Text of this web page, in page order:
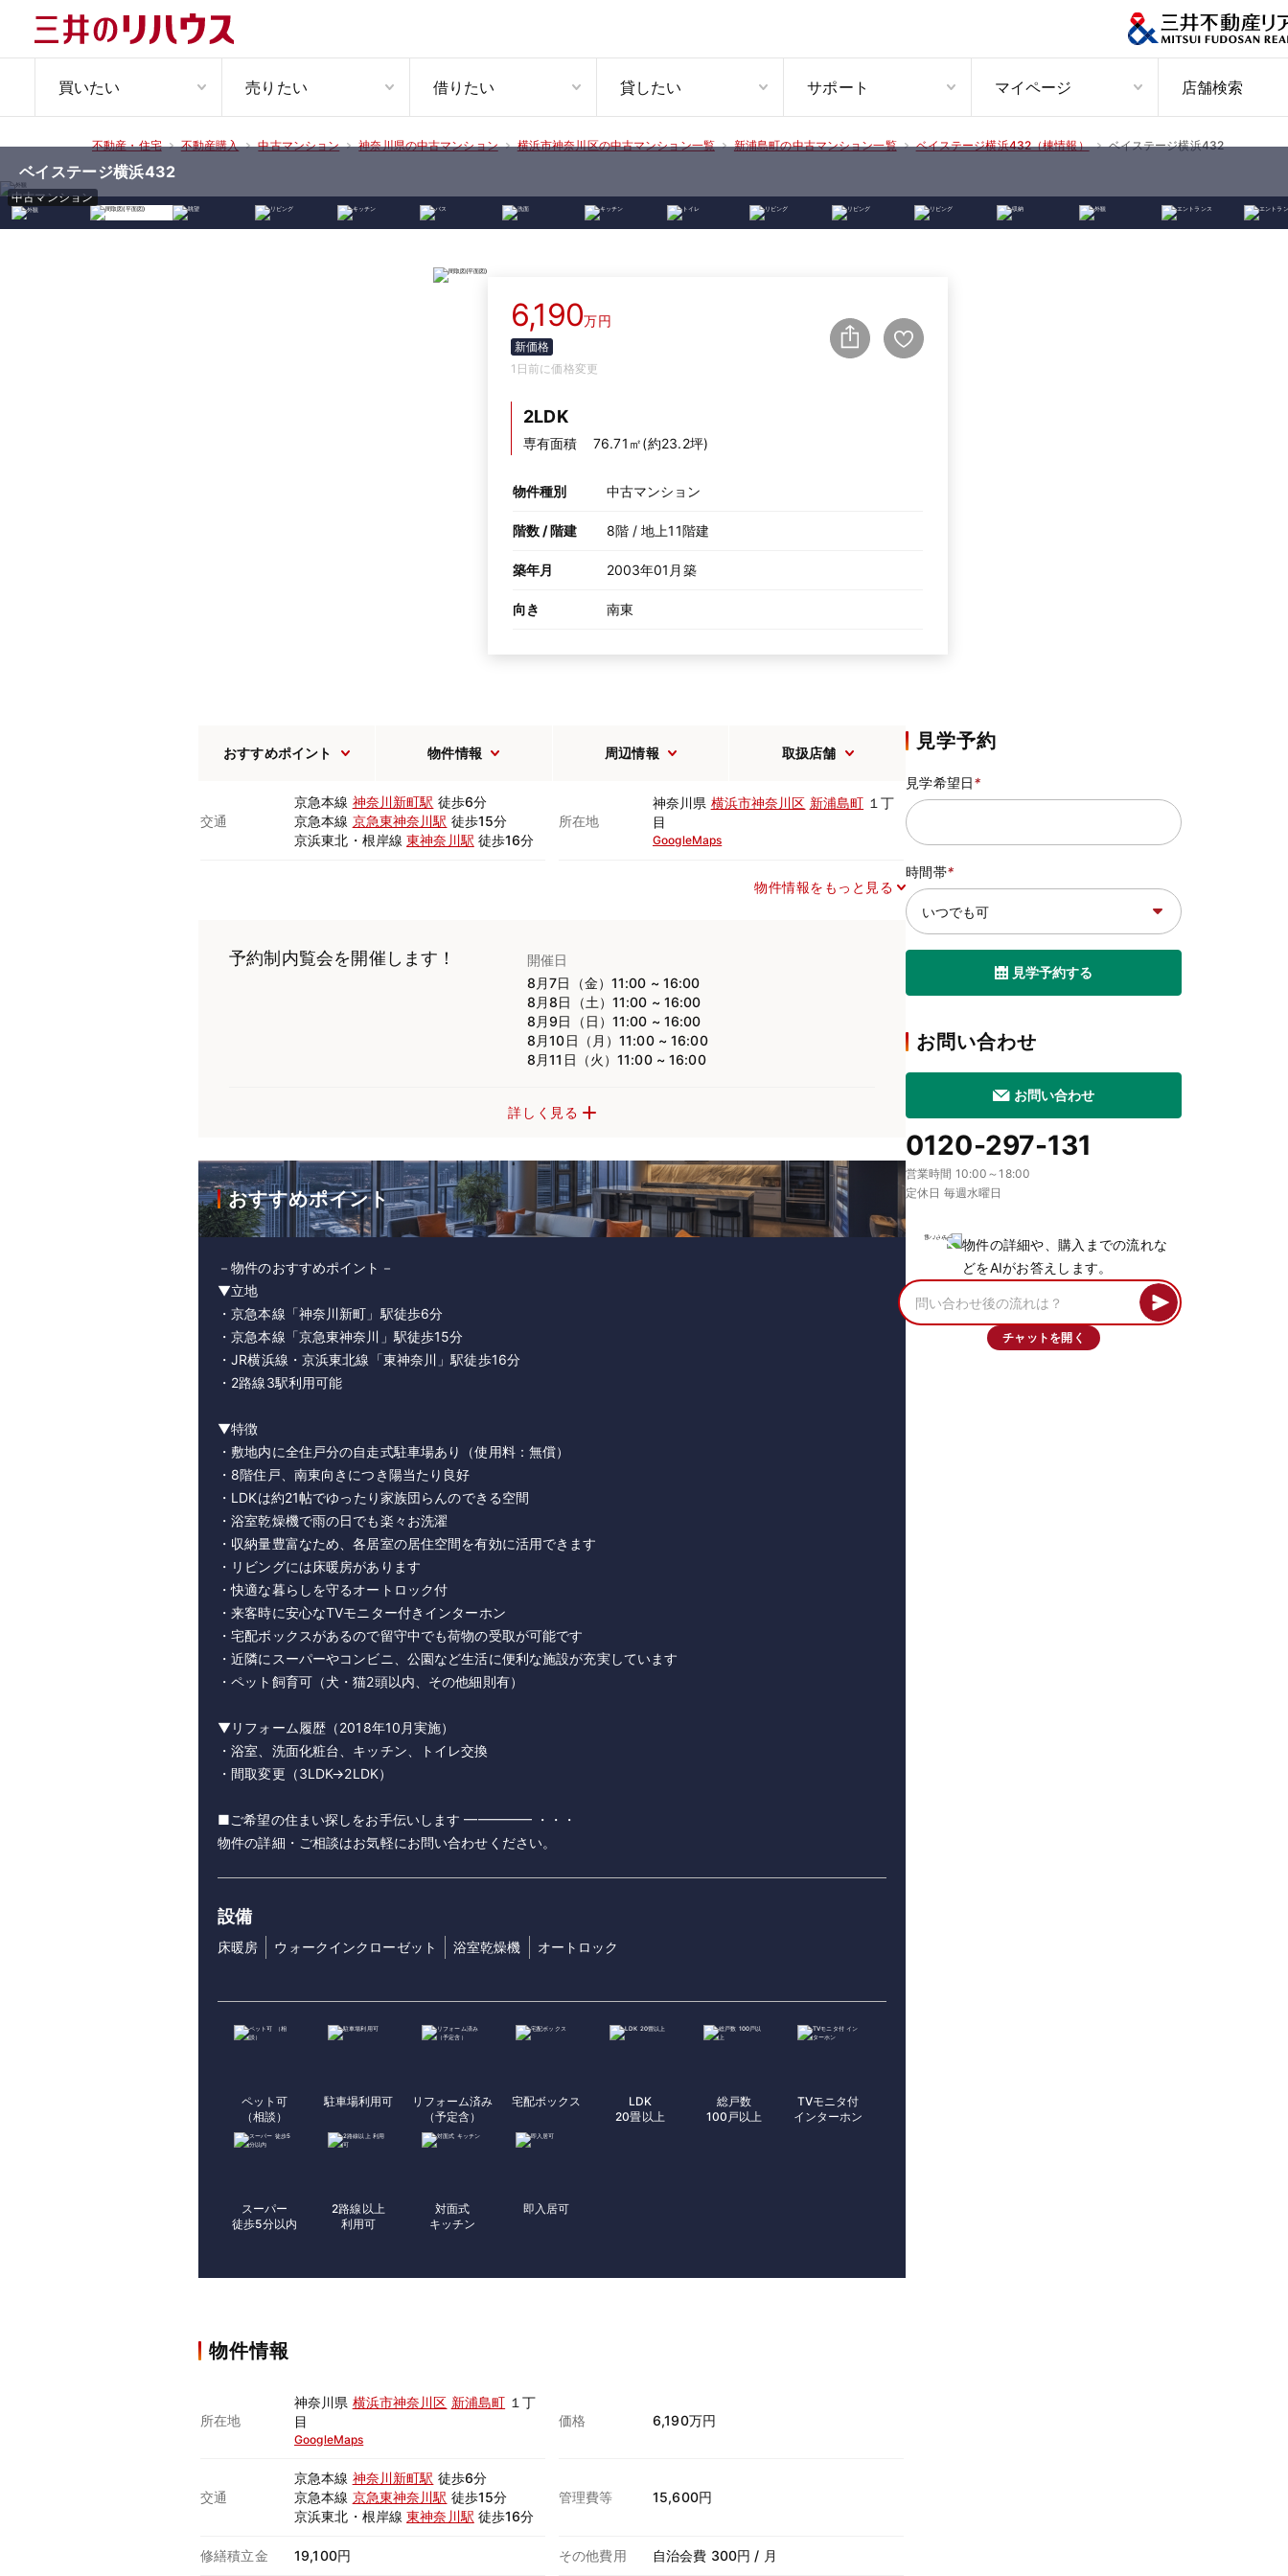
買いたい 売りたい 借りたい 貸したい サポート マイページ 店舗検索
不動産・住宅 不動産購入 中古マンション 神奈川県の中古マンション 横浜市神奈川区の中古マンション一覧 新浦島町の中古マンション一覧 ベイステージ横浜432（棟情報） ベイステージ横浜432
中古マンション
ベイステージ横浜432
6,190万円
新価格
1日前に価格変更
2LDK
専有面積 76.71㎡(約23.2坪)
物件種別 中古マンション
階数 / 階建 8階 / 地上11階建
築年月 2003年01月築
向き 南東
おすすめポイント 物件情報 周辺情報 取扱店舗
交通
京急本線 神奈川新町駅 徒歩6分
京急本線 京急東神奈川駅 徒歩15分
京浜東北・根岸線東神奈川駅 徒歩16分
所在地
神奈川県 横浜市神奈川区 新浦島町 １丁
目
GoogleMaps
物件情報をもっと見る
予約制内覧会を開催します！
開催日
8月7日（金）11:00 ~ 16:00
8月8日（土）11:00 ~ 16:00
8月9日（日）11:00 ~ 16:00
8月10日（月）11:00 ~ 16:00
8月11日（火）11:00 ~ 16:00
詳しく見る
おすすめポイント
－物件のおすすめポイント－
▼立地
・京急本線「神奈川新町」駅徒歩6分
・京急本線「京急東神奈川」駅徒歩15分
・JR横浜線・京浜東北線「東神奈川」駅徒歩16分
・2路線3駅利用可能
▼特徴
・敷地内に全住戸分の自走式駐車場あり（使用料：無償）
・8階住戸、南東向きにつき陽当たり良好
・LDKは約21帖でゆったり家族団らんのできる空間
・浴室乾燥機で雨の日でも楽々お洗濯
・収納量豊富なため、各居室の居住空間を有効に活用できます
・リビングには床暖房があります
・快適な暮らしを守るオートロック付
・来客時に安心なTVモニター付きインターホン
・宅配ボックスがあるので留守中でも荷物の受取が可能です
・近隣にスーパーやコンビニ、公園など生活に便利な施設が充実しています
・ペット飼育可（犬・猫2頭以内、その他細則有）
▼リフォーム履歴（2018年10月実施）
・浴室、洗面化粧台、キッチン、トイレ交換
・間取変更（3LDK→2LDK）
■ご希望の住まい探しをお手伝いします ━━━━━ ・・・
物件の詳細・ご相談はお気軽にお問い合わせください。
設備
床暖房 ウォークインクローゼット 浴室乾燥機 オートロック
ペット可
（相談）
駐車場利用可
リフォーム済み
（予定含）
宅配ボックス
LDK
20畳以上
総戸数
100戸以上
TVモニタ付
インターホン
スーパー
徒歩5分以内
2路線以上
利用可
対面式
キッチン
即入居可
物件情報
所在地
神奈川県 横浜市神奈川区 新浦島町 １丁
目
GoogleMaps
価格 6,190万円
交通
京急本線 神奈川新町駅 徒歩6分
京急本線 京急東神奈川駅 徒歩15分
京浜東北・根岸線東神奈川駅 徒歩16分
管理費等 15,600円
修繕積立金 19,100円 その他費用 自治会費 300円 / 月
見学予約
見学希望日*
時間帯*
見学予約する
お問い合わせ
お問い合わせ
0120-297-131
営業時間 10:00～18:00
定休日 毎週水曜日
物件の詳細や、購入までの流れな
どをAIがお答えします。
チャットを開く